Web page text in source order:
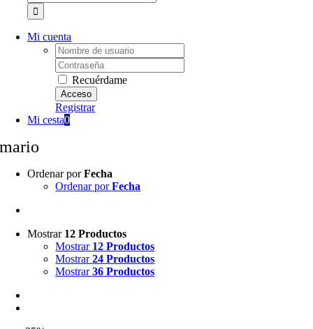
Mi cuenta
Username:
Password:
Recuérdame
Registrar
Mi cesta0
mario
Ordenar porFecha
Ordenar porFecha
Mostrar 12 Productos
Mostrar 12 Productos
Mostrar24 Productos
Mostrar36 Productos